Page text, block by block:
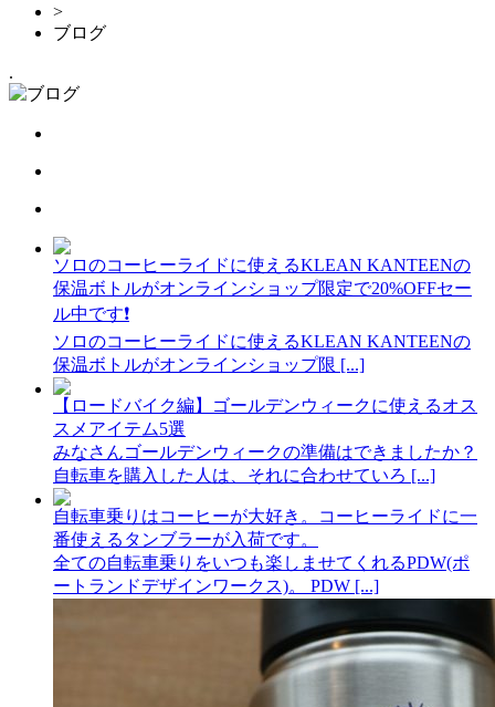
>
ブログ
.
ソロのコーヒーライドに使えるKLEAN KANTEENの
保温ボトルがオンラインショップ限定で20%OFFセー
ル中です❗️
ソロのコーヒーライドに使えるKLEAN KANTEENの
保温ボトルがオンラインショップ限 [...]
【ロードバイク編】ゴールデンウィークに使えるオス
スメアイテム5選
みなさんゴールデンウィークの準備はできましたか？
自転車を購入した人は、それに合わせていろ [...]
自転車乗りはコーヒーが大好き。コーヒーライドに一
番使えるタンブラーが入荷です。
全ての自転車乗りをいつも楽しませてくれるPDW(ポ
ートランドデザインワークス)。 PDW [...]